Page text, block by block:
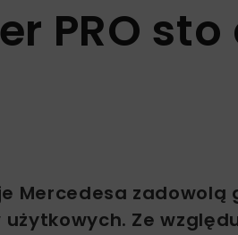
PRO
Mercedesa
Ze